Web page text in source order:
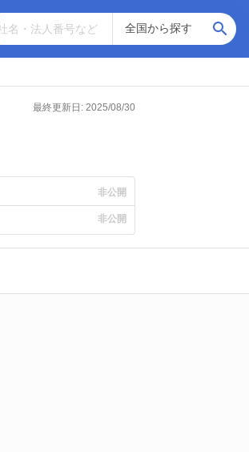
最終更新日: 2025/08/30
非公開
非公開